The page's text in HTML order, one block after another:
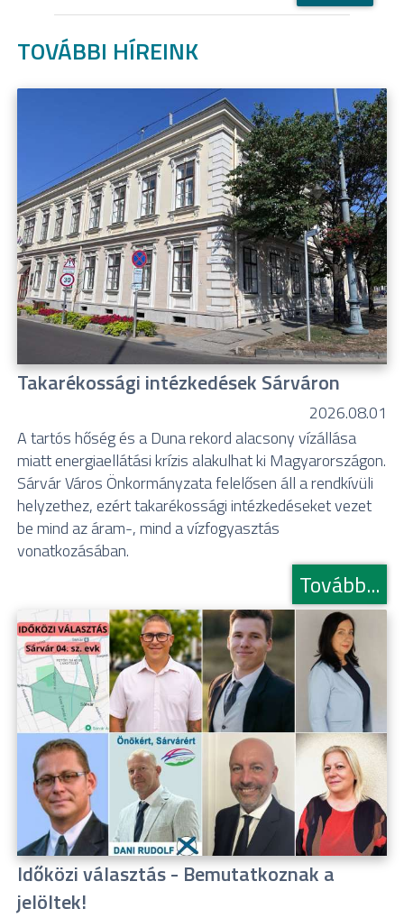
TOVÁBBI HÍREINK
Takarékossági intézkedések Sárváron
2026.08.01
A tartós hőség és a Duna rekord alacsony vízállása
miatt energiaellátási krízis alakulhat ki Magyarországon.
Sárvár Város Önkormányzata felelősen áll a rendkívüli
helyzethez, ezért takarékossági intézkedéseket vezet
be mind az áram-, mind a vízfogyasztás
vonatkozásában.
Tovább...
Időközi választás - Bemutatkoznak a
jelöltek!